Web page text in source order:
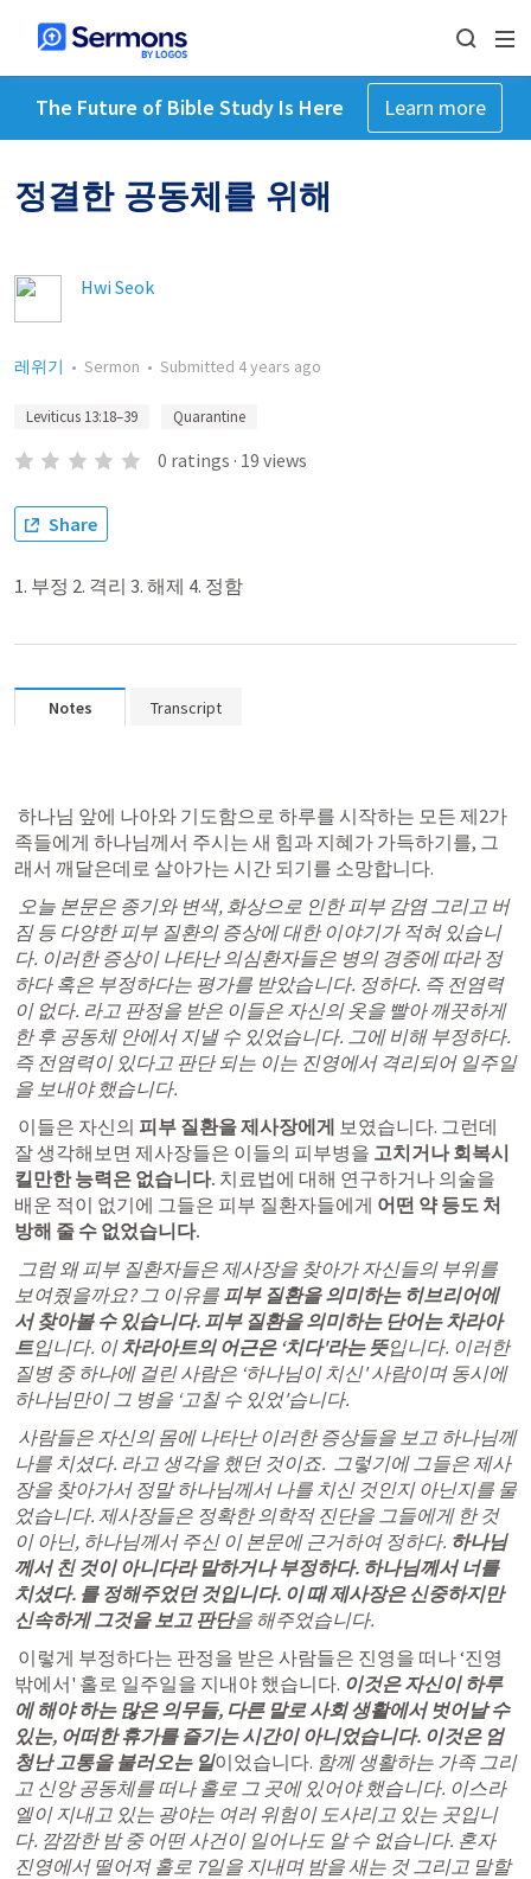
The Future of Bible Study Is Here Learn more
정결한 공동체를 위해
Hwi Seok
레위기 • Sermon • Submitted 4 years ago
Leviticus 13:18–39 Quarantine
0 ratings · 19 views
Share
1. 부정 2. 격리 3. 해제 4. 정함
Notes Transcript
족들에게 하나님께서 주시는 새 힘과 지혜가 가득하기를, 그
래서 깨달은데로 살아가는 시간 되기를 소망합니다.
오늘 본문은 종기와 변색, 화상으로 인한 피부 감염 그리고 버
짐 등 다양한 피부 질환의 증상에 대한 이야기가 적혀 있습니
다. 이러한 증상이 나타난 의심환자들은 병의 경중에 따라 정
하다 혹은 부정하다는 평가를 받았습니다. 정하다. 즉 전염력
이 없다. 라고 판정을 받은 이들은 자신의 옷을 빨아 깨끗하게
한 후 공동체 안에서 지낼 수 있었습니다. 그에 비해 부정하다.
즉 전염력이 있다고 판단 되는 이는 진영에서 격리되어 일주일
을 보내야 했습니다.
이들은 자신의 피부 질환을 제사장에게 보였습니다. 그런데
잘 생각해보면 제사장들은 이들의 피부병을 고치거나 회복시
킬만한 능력은 없습니다. 치료법에 대해 연구하거나 의술을
배운 적이 없기에 그들은 피부 질환자들에게 어떤 약 등도 처
방해 줄 수 없었습니다.
그럼 왜 피부 질환자들은 제사장을 찾아가 자신들의 부위를
보여줬을까요? 그 이유를 피부 질환을 의미하는 히브리어에
서 찾아볼 수 있습니다. 피부 질환을 의미하는 단어는 차라아
트입니다. 이 차라아트의 어근은 ‘치다'라는 뜻입니다. 이러한
질병 중 하나에 걸린 사람은 ‘하나님이 치신' 사람이며 동시에
하나님만이 그 병을 ‘고칠 수 있었'습니다.
나를 치셨다. 라고 생각을 했던 것이죠.  그렇기에 그들은 제사
장을 찾아가서 정말 하나님께서 나를 치신 것인지 아닌지를 물
었습니다. 제사장들은 정확한 의학적 진단을 그들에게 한 것
이 아닌, 하나님께서 주신 이 본문에 근거하여 정하다. 하나님
께서 친 것이 아니다라 말하거나 부정하다. 하나님께서 너를
치셨다. 를 정해주었던 것입니다. 이 때 제사장은 신중하지만
신속하게 그것을 보고 판단을 해주었습니다.
이렇게 부정하다는 판정을 받은 사람들은 진영을 떠나 ‘진영
밖에서' 홀로 일주일을 지내야 했습니다. 이것은 자신이 하루
에 해야 하는 많은 의무들, 다른 말로 사회 생활에서 벗어날 수
있는, 어떠한 휴가를 즐기는 시간이 아니었습니다. 이것은 엄
청난 고통을 불러오는 일이었습니다. 함께 생활하는 가족 그리
고 신앙 공동체를 떠나 홀로 그 곳에 있어야 했습니다. 이스라
엘이 지내고 있는 광야는 여러 위험이 도사리고 있는 곳입니
다. 깜깜한 밤 중 어떤 사건이 일어나도 알 수 없습니다. 혼자
진영에서 떨어져 홀로 7일을 지내며 밤을 새는 것 그리고 말할